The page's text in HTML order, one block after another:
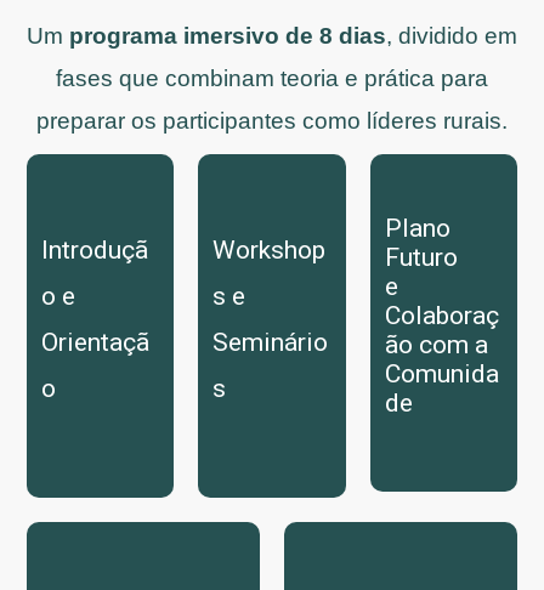
Um programa imersivo de 8 dias, dividido em
fases que combinam teoria e prática para
preparar os participantes como líderes rurais.
Introduçã
o e
Orientaçã
o
Workshop
s e
Seminário
s
Plano
Futuro
e
Colaboraç
ão com a
Comunida
de